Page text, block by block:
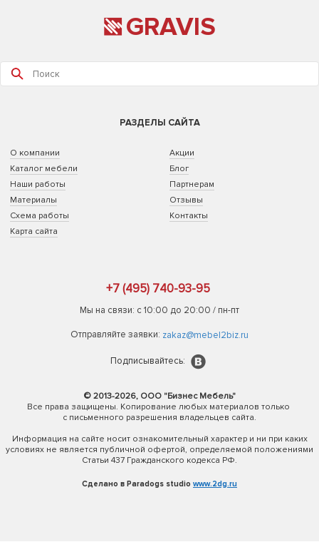
GRAVIS
РАЗДЕЛЫ САЙТА
О компании
Каталог мебели
Наши работы
Материалы
Схема работы
Карта сайта
Акции
Блог
Партнерам
Отзывы
Контакты
+7 (495) 740-93-95
Мы на связи: с 10:00 до 20:00 / пн-пт
Отправляйте заявки: zakaz@mebel2biz.ru
Подписывайтесь:
© 2013-2026, ООО "Бизнес Мебель"
Все права защищены. Копирование любых материалов только
с письменного разрешения владельцев сайта.
Информация на сайте носит ознакомительный характер и ни при каких
условиях не является публичной офертой, определяемой положениями
Статьи 437 Гражданского кодекса РФ.
Сделано в Paradogs studio www.2dg.ru